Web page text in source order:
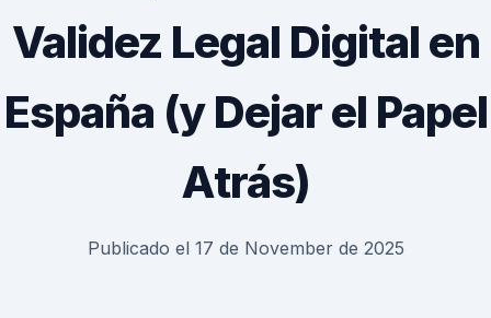
Validez Legal Digital en
España (y Dejar el Papel
Atrás)
Publicado el 17 de November de 2025